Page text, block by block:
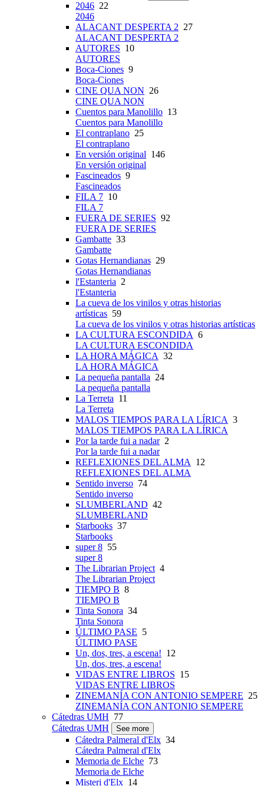
2046 22
2046
ALACANT DESPERTA 2 27
ALACANT DESPERTA 2
AUTORES 10
AUTORES
Boca-Ciones 9
Boca-Ciones
CINE QUA NON 26
CINE QUA NON
Cuentos para Manolillo 13
Cuentos para Manolillo
El contraplano 25
El contraplano
En versión original 146
En versión original
Fascineados 9
Fascineados
FILA 7 10
FILA 7
FUERA DE SERIES 92
FUERA DE SERIES
Gambatte 33
Gambatte
Gotas Hernandianas 29
Gotas Hernandianas
l'Estanteria 2
l'Estanteria
La cueva de los vinilos y otras historias
artísticas 59
La cueva de los vinilos y otras historias artísticas
LA CULTURA ESCONDIDA 6
LA CULTURA ESCONDIDA
LA HORA MÁGICA 32
LA HORA MÁGICA
La pequeña pantalla 24
La pequeña pantalla
La Terreta 11
La Terreta
MALOS TIEMPOS PARA LA LÍRICA 3
MALOS TIEMPOS PARA LA LÍRICA
Por la tarde fui a nadar2
Por la tarde fui a nadar
REFLEXIONES DEL ALMA
12
REFLEXIONES DEL ALMA
Sentido inverso 74
Sentido inverso
SLUMBERLAND 42
SLUMBERLAND
Starbooks 37
Starbooks
super 8 55
super 8
The Librarian Project 4
The Librarian Project
TIEMPO B 8
TIEMPO B
Tinta Sonora 34
Tinta Sonora
ÚLTIMO PASE 5
ÚLTIMO PASE
Un, dos, tres, a escena! 12
Un, dos, tres, a escena!
VIDAS ENTRE LIBROS 15
VIDAS ENTRE LIBROS
ZINEMANÍA CON ANTONIO SEMPERE 25
ZINEMANÍA CON ANTONIO SEMPERE
Cátedras UMH 77
Cátedras UMH
See more
Cátedra Palmeral d'Elx 34
Cátedra Palmeral d'Elx
Memoria de Elche 73
Memoria de Elche
Misteri d'Elx 14